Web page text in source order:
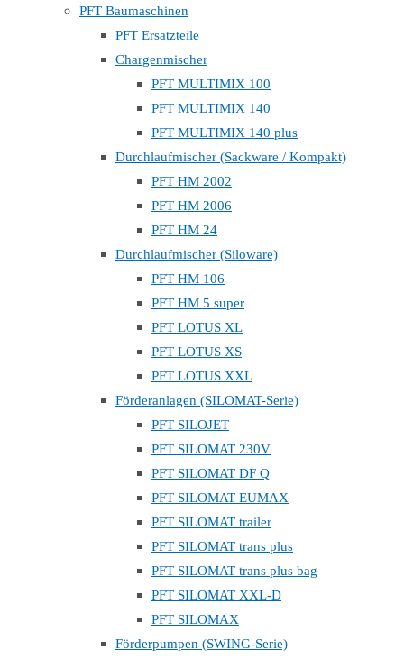
PFT Baumaschinen
PFT Ersatzteile
Chargenmischer
PFT MULTIMIX 100
PFT MULTIMIX 140
PFT MULTIMIX 140 plus
Durchlaufmischer (Sackware / Kompakt)
PFT HM 2002
PFT HM 2006
PFT HM 24
Durchlaufmischer (Siloware)
PFT HM 106
PFT HM 5 super
PFT LOTUS XL
PFT LOTUS XS
PFT LOTUS XXL
Förderanlagen (SILOMAT-Serie)
PFT SILOJET
PFT SILOMAT 230V
PFT SILOMAT DF Q
PFT SILOMAT EUMAX
PFT SILOMAT trailer
PFT SILOMAT trans plus
PFT SILOMAT trans plus bag
PFT SILOMAT XXL-D
PFT SILOMAX
Förderpumpen (SWING-Serie)